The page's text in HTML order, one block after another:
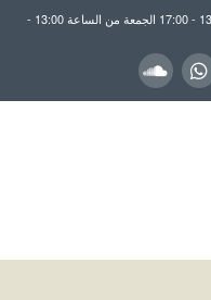
انضموا الينا ايام الاثنين حتى الخميس من الساعة 13:00 - 17:00 الجمعة من الساعة 13:00 -